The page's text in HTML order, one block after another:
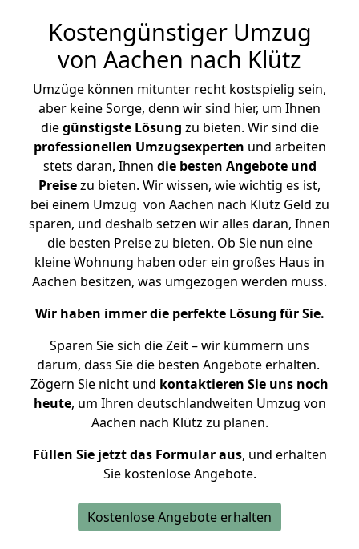
Kostengünstiger Umzug
von Aachen nach Klütz
Umzüge können mitunter recht kostspielig sein,
aber keine Sorge, denn wir sind hier, um Ihnen
diegünstigste Lösung zu bieten. Wir sind die
professionellen Umzugsexperten und arbeiten
stets daran, Ihnen die besten Angebote und
Preisezu bieten. Wir wissen, wie wichtig es ist,
bei einem Umzug von Aachen nach Klütz Geld zu
sparen, und deshalb setzen wir alles daran, Ihnen
die besten Preise zu bieten. Ob Sie nun eine
kleine Wohnung haben oder ein großes Haus in
Aachen besitzen, was umgezogen werden muss.
Wir haben immer die perfekte Lösung für Sie.
Sparen Sie sich die Zeit – wir kümmern uns
darum, dass Sie die besten Angebote erhalten.
Zögern Sie nicht und kontaktieren Sie uns noch
heute, um Ihren deutschlandweiten Umzug von
Aachen nach Klütz zu planen.
Füllen Sie jetzt das Formular aus, und erhalten
Sie kostenlose Angebote.
Kostenlose Angebote erhalten